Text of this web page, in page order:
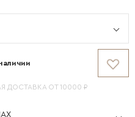
ДОСТАВКА ОТ 10000 ₽